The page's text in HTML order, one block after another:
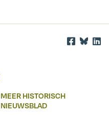
MEER HISTORISCH
NIEUWSBLAD